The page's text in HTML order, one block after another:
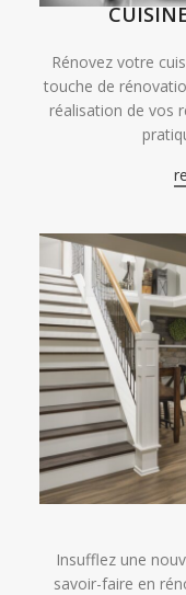
Rénovez votre
touche de
réalisation de vos
Insufflez une
savoir-faire en